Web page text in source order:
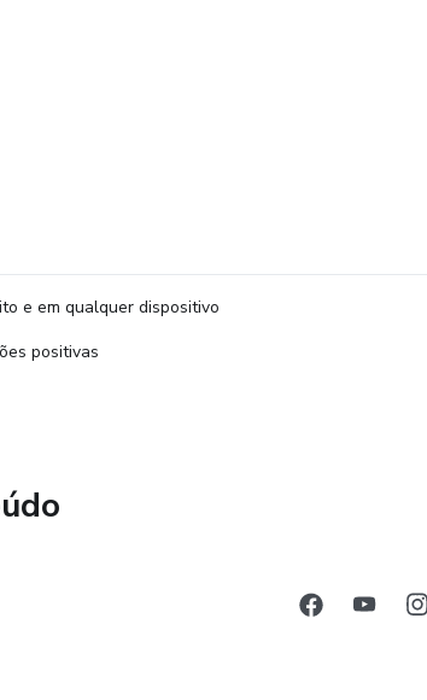
dinheiro com seu desenho.
SUAS VENDAS 🔥
e em qualquer dispositivo
positivas